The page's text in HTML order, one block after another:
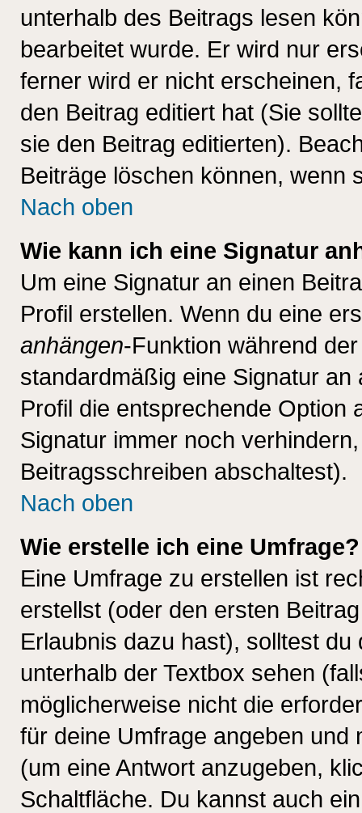
unterhalb des Beitrags lesen
bearbeitet wurde. Er wird nur
ferner wird er nicht erscheinen,
den Beitrag editiert hat (Sie
sie den Beitrag editierten).
Beiträge löschen können, wenn
Nach oben
Wie kann ich eine Signatur
Um eine Signatur an einen
Profil erstellen. Wenn du eine
anhängen-Funktion während
standardmäßig eine Signatur
Profil die entsprechende Option
Signatur immer noch
Beitragsschreiben abschaltest).
Nach oben
Wie erstelle ich eine Umfrage?
Eine Umfrage zu erstellen ist
erstellst (oder den ersten
Erlaubnis dazu hast), solltest
unterhalb der Textbox sehen
möglicherweise nicht die
für deine Umfrage angeben und
(um eine Antwort anzugeben,
Schaltfläche. Du kannst auch